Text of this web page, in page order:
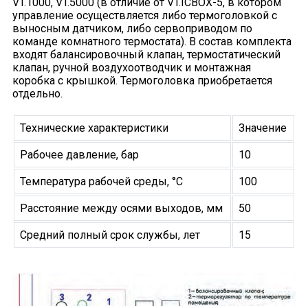
управление осуществляется либо термоголовкой с
выносным датчиком, либо сервоприводом по
команде комнатного термостата). В состав комплекта
входят балансировочный клапан, термостатический
клапан, ручной воздухоотводчик и монтажная
коробка с крышкой. Термоголовка приобретается
отдельно.
Технические характеристики Значение
Рабочее давление, бар 10
Температура рабочей среды, °С 100
Расстояние между осями выходов, мм 50
Средний полный срок службы, лет 15